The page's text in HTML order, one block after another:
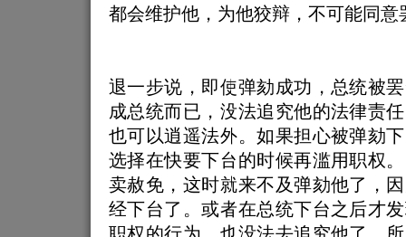
都会维护他，为他狡辩，不可能同意
退一步说，即使弹劾成功，总统被
成总统而已，没法追究他的法律责
也可以逍遥法外。如果担心被弹劾
选择在快要下台的时候再滥用职权
卖赦免，这时就来不及弹劾他了，
经下台了。或者在总统下台之后才